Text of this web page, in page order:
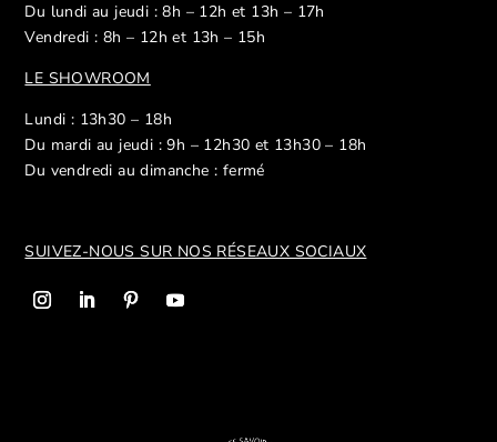
Du lundi au jeudi : 8h – 12h et 13h – 17h
Vendredi : 8h – 12h et 13h – 15h
LE SHOWROOM
Lundi : 13h30 – 18h
Du mardi au jeudi : 9h – 12h30 et 13h30 – 18h
Du vendredi au dimanche : fermé
SUIVEZ-NOUS SUR NOS RÉSEAUX SOCIAUX